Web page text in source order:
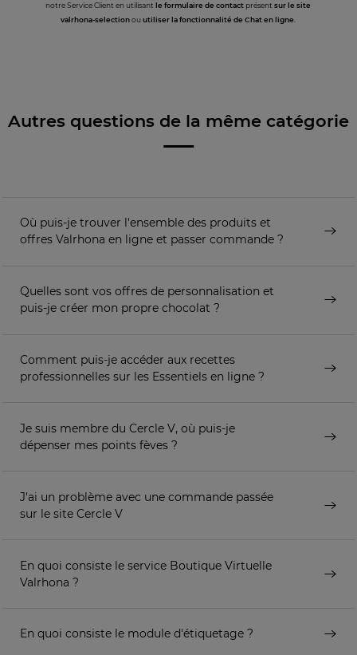
notre Service Client en utilisantle formulaire de contact présent sur le site
valrhona-selectionouutiliser la fonctionnalité de Chat en ligne
Autres questions de la même catégorie
Où puis-je trouver l'ensemble des produits et
offres Valrhona en ligne et passer commande ?
Quelles sont vos offres de personnalisation et
puis-je créer mon propre chocolat ?
Comment puis-je accéder aux recettes
professionnelles sur les Essentiels en ligne ?
Je suis membre du Cercle V, où puis-je
dépenser mes points fèves ?
J'ai un problème avec une commande passée
sur le site Cercle V
En quoi consiste le service Boutique Virtuelle
Valrhona ?
En quoi consiste le module d'étiquetage ?